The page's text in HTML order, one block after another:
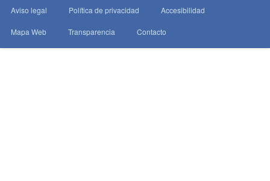
Aviso legal Política de privacidad Accesibilidad
Mapa Web Transparencia Contacto